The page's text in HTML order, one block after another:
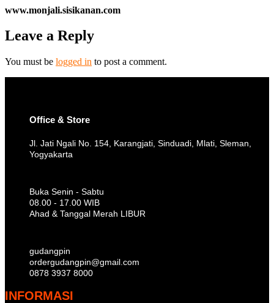
www.monjali.sisikanan.com
Leave a Reply
You must be logged in to post a comment.
Office & Store
Jl. Jati Ngali No. 154, Karangjati, Sinduadi, Mlati, Sleman,
Yogyakarta
Buka Senin - Sabtu
08.00 - 17.00 WIB
Ahad & Tanggal Merah LIBUR
gudangpin
ordergudangpin@gmail.com
0878 3937 8000
INFORMASI